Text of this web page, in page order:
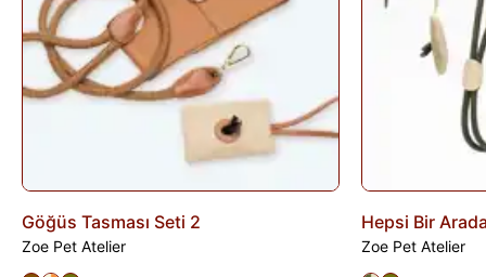
Göğüs Tasması Seti 2
Zoe Pet Atelier
Hepsi Bir
Zoe Pet Atelier